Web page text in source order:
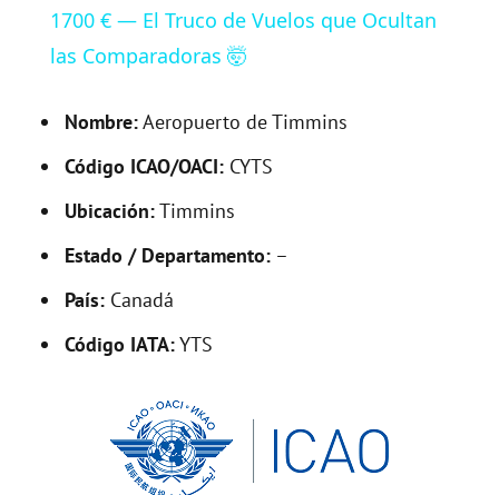
a
V
o
1700 € — El Truco de Vuelos que Ocultan
las Comparadoras 🤯
Nombre:Aeropuerto de Timmins
Código ICAO/OACI: CYTS
Ubicación:Timmins
Estado / Departamento: –
País: Canadá
Código IATA:YTS